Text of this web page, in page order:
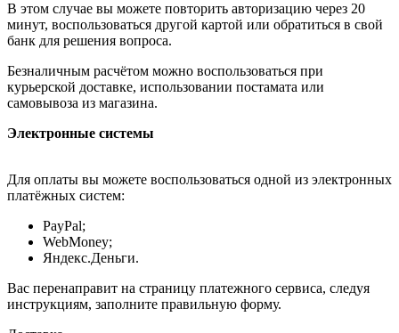
В этом случае вы можете повторить авторизацию через 20
минут, воспользоваться другой картой или обратиться в свой
банк для решения вопроса.
Безналичным расчётом можно воспользоваться при
курьерской доставке, использовании постамата или
самовывоза из магазина.
Электронные системы
Для оплаты вы можете воспользоваться одной из электронных
платёжных систем:
PayPal;
WebMoney;
Яндекс.Деньги.
Вас перенаправит на страницу платежного сервиса, следуя
инструкциям, заполните правильную форму.